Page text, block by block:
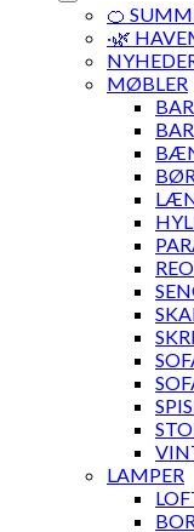
🍊
·🌿
MØBLER
LAMPER